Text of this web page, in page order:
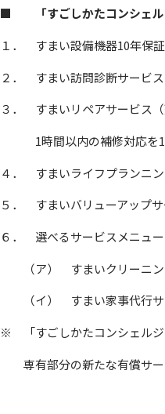
■ 「すごしかたコンシェル
１． すまい設備機器10年保
２． すまい訪問診断サービス
３． すまいリペアサービス（
1時間以内の補修対応を10
４． すまいライフプランニン
５． すまいバリューアップサ
６． 選べるサービスメニュー
（ア） すまいクリーニ
（イ） すまい家事代行
※ 「すごしかたコンシェルジ
専有部分の新たな有償サー